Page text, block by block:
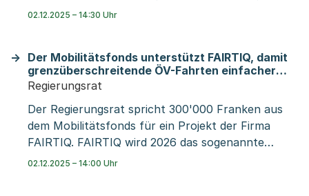
Bäume betroffen, die ab heute, 3. Dezember 2025
zukunftsfähigen Bäumen erfolgen im Herbst 2026.
Sicherheit und Arbeitsergonomie dem neuesten
konsequent um.
02.12.2025 – 14:30 Uhr
Der Mobilitätsfonds unterstützt FAIRTIQ, damit
grenzüberschreitende ÖV-Fahrten einfacher
werden
Regierungsrat
Der Regierungsrat spricht 300'000 Franken aus
dem Mobilitätsfonds für ein Projekt der Firma
FAIRTIQ. FAIRTIQ wird 2026 das sogenannte
Check-in-Check-out-Ticketing im
02.12.2025 – 14:00 Uhr